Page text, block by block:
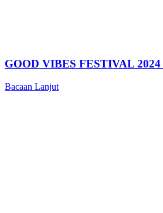
GOOD VIBES FESTIVAL
Bacaan Lanjut